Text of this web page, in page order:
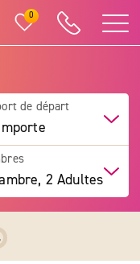
0
de départ
2 Adultes